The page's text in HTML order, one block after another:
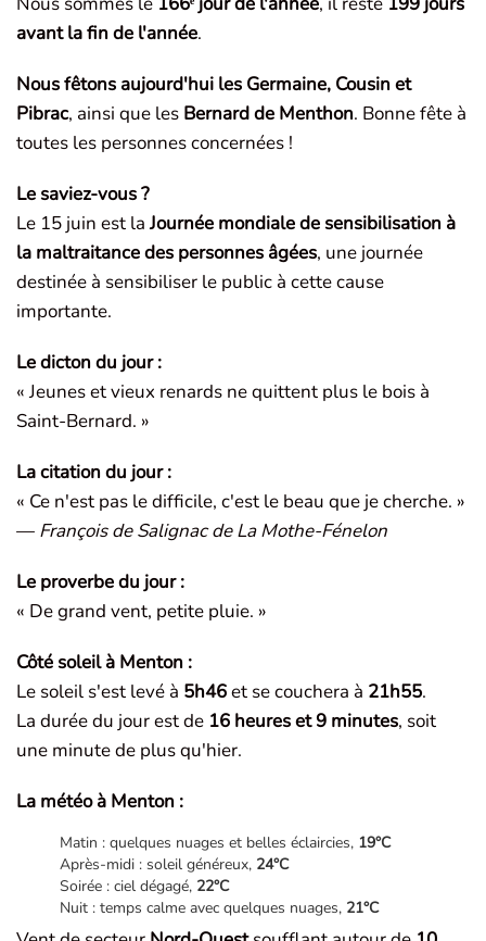
avant la fin de l'année.
Nous fêtons aujourd'hui les Germaine, Cousin et
Pibrac, ainsi que les Bernard de Menthon. Bonne fête à
toutes les personnes concernées !
Le saviez-vous ?
Le 15 juin est laJournée mondiale de sensibilisation à
la maltraitance des personnes âgées, une journée
destinée à sensibiliser le public à cette cause
importante.
Le dicton du jour :
« Jeunes et vieux renards ne quittent plus le bois à
Saint-Bernard. »
La citation du jour :
« Ce n'est pas le difficile, c'est le beau que je cherche. »
— François de Salignac de La Mothe-Fénelon
Le proverbe du jour :
« De grand vent, petite pluie. »
Côté soleil à Menton :
Le soleil s'est levé à 5h46et se couchera à 21h55.
La durée du jour est de 16 heures et 9 minutes, soit
une minute de plus qu'hier.
La météo à Menton :
Matin : quelques nuages et belles éclaircies, 19°C
Après-midi : soleil généreux, 24°C
Soirée : ciel dégagé, 22°C
Nuit : temps calme avec quelques nuages, 21°C